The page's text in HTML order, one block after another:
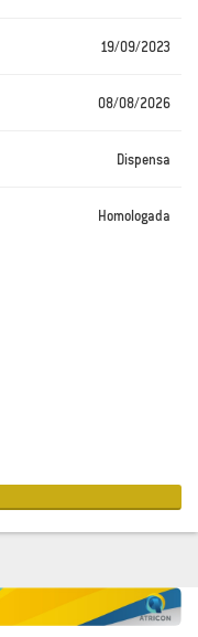
19/09/2023
08/08/2026
Dispensa
Homologada